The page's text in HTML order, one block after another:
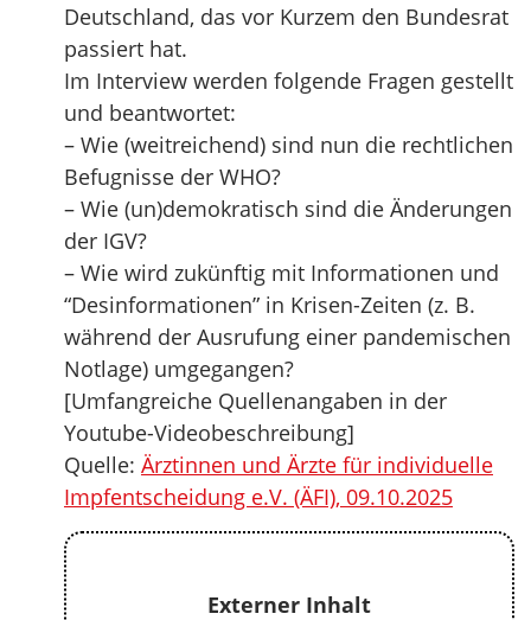
Deutschland, das vor Kurzem den Bundesrat
passiert hat.
Im Interview werden folgende Fragen gestellt
und beantwortet:
– Wie (weitreichend) sind nun die rechtlichen
Befugnisse der WHO?
– Wie (un)demokratisch sind die Änderungen
der IGV?
– Wie wird zukünftig mit Informationen und
“Desinformationen” in Krisen-Zeiten (z. B.
während der Ausrufung einer pandemischen
Notlage) umgegangen?
[Umfangreiche Quellenangaben in der
Youtube-Videobeschreibung]
Quelle: Ärztinnen und Ärzte für individuelle
Impfentscheidung e.V. (ÄFI), 09.10.2025
Externer Inhalt